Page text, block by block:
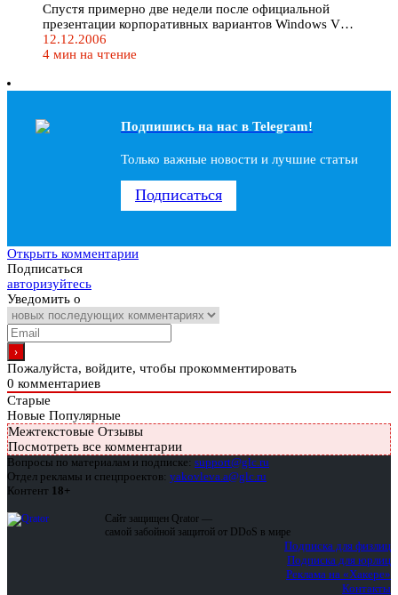
Спустя примерно две недели после официальной
презентации корпоративных вариантов Windows V…
12.12.2006
4 мин на чтение
Подпишись на наc в Telegram!
Только важные новости и лучшие статьи
Подписаться
Открыть комментарии
Подписаться
авторизуйтесь
Уведомить о
Пожалуйста, войдите, чтобы прокомментировать
0 комментариев
Старые
Новые Популярные
Межтекстовые Отзывы
Посмотреть все комментарии
Вопросы по материалам и подписке: support@glc.ru
Отдел рекламы и спецпроектов: yakovleva.a@glc.ru
Контент 18+
Сайт защищен Qrator —
самой забойной защитой от DDoS в мире
Подписка для физлиц
Подписка для юрлиц
Реклама на «Хакере»
Контакты